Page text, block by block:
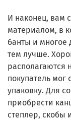
И наконец, вам
материалом, в
банты и многое
тем лучше.
располагаются
покупатель
упаковку. Для
приобрести
степлер, скобы